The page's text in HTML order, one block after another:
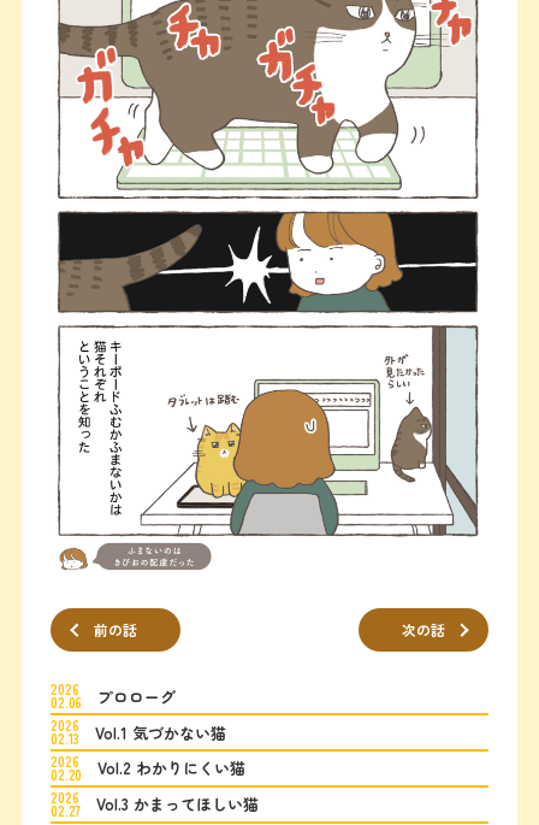
前の話 次の話
2026
02.06 プロローグ
2026
02.13 Vol.1 気づかない猫
2026
02.20 Vol.2 わかりにくい猫
2026
02.27 Vol.3 かまってほしい猫